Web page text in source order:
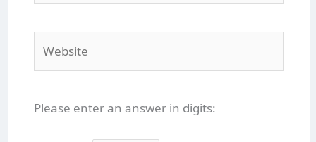
Please enter an answer in digits: